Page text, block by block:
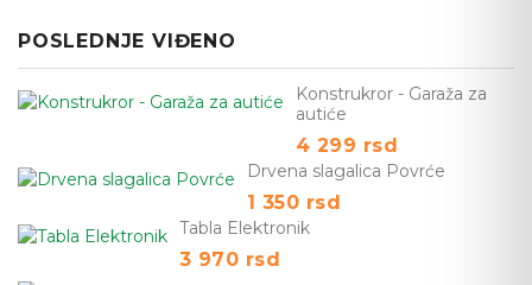
POSLEDNJE VIĐENO
Konstrukror - Garaža za
autiće
4 299 rsd
Drvena slagalica Povrće
1 350 rsd
Tabla Elektronik
3 970 rsd